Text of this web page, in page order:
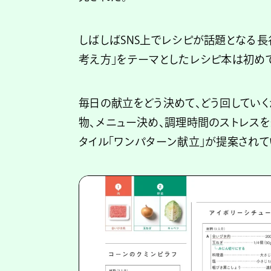
しばしばSNS上でレシピが話題となる
考え方」をテーマとしたレシピ本は初め
毎日の献立をどう決めて、どう回してい
物、メニュー決め、調理時間のストレ
タイル「ワンパターン献立」が提案されて